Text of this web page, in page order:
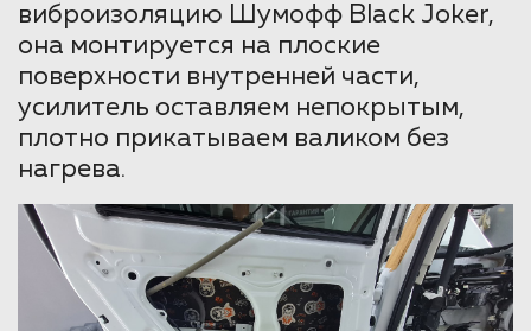
виброизоляцию Шумофф Black Joker,
она монтируется на плоские
поверхности внутренней части,
усилитель оставляем непокрытым,
плотно прикатываем валиком без
нагрева.